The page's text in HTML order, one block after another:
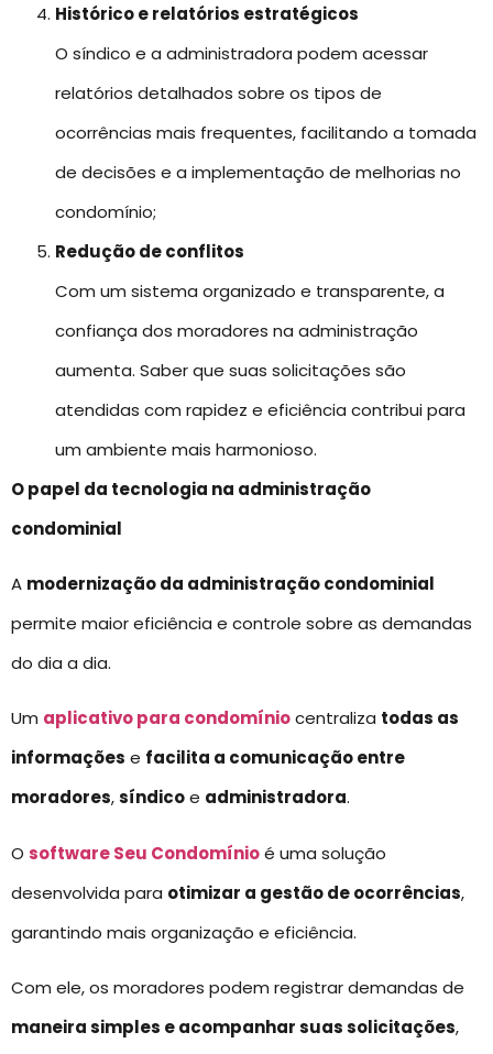
Histórico e relatórios estratégicos
O síndico e a administradora podem acessar
relatórios detalhados sobre os tipos de
ocorrências mais frequentes, facilitando a tomada
de decisões e a implementação de melhorias no
condomínio;
Redução de conflitos
Com um sistema organizado e transparente, a
confiança dos moradores na administração
aumenta. Saber que suas solicitações são
atendidas com rapidez e eficiência contribui para
um ambiente mais harmonioso.
O papel da tecnologia na administração
condominial
A modernização da administração condominial
permite maior eficiência e controle sobre as demandas
do dia a dia.
Um aplicativo para condomíniocentraliza todas as
informações e facilita a comunicação entre
moradores,síndicoe administradora.
O software Seu Condomínioé uma solução
desenvolvida para otimizar a gestão de ocorrências,
garantindo mais organização e eficiência.
Com ele, os moradores podem registrar demandas de
maneira simples e acompanhar suas solicitações,